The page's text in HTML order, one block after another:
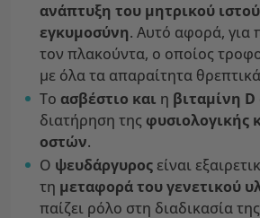
ανάπτυξη του μητρικού
εγκυμοσύνη. Αυτό αφορά, για
τον πλακούντα, ο οποίος
με όλα τα απαραίτητα
Το ασβέστιο και η βιταμίνη D
διατήρηση της φυσιολογικής
οστών.
Ο ψευδάργυρος είναι
τη μεταφορά του γενετικού
παίζει ρόλο στη διαδικασία